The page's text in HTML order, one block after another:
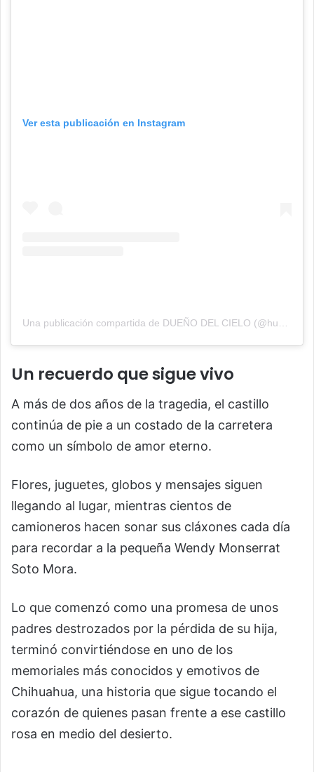
Ver esta publicación en Instagram
Una publicación compartida de DUEÑO DEL CIELO (@humbe)
Un recuerdo que sigue vivo
A más de dos años de la tragedia, el castillo
continúa de pie a un costado de la carretera
como un símbolo de amor eterno.
Flores, juguetes, globos y mensajes siguen
llegando al lugar, mientras cientos de
camioneros hacen sonar sus cláxones cada día
para recordar a la pequeña Wendy Monserrat
Soto Mora.
Lo que comenzó como una promesa de unos
padres destrozados por la pérdida de su hija,
terminó convirtiéndose en uno de los
memoriales más conocidos y emotivos de
Chihuahua, una historia que sigue tocando el
corazón de quienes pasan frente a ese castillo
rosa en medio del desierto.